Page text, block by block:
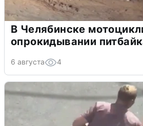
В Челябинске
опрокидывании
6 августа 4